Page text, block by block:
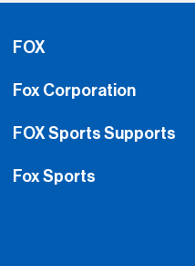
FOX
Fox Corporation
FOX Sports Supports
Fox Sports